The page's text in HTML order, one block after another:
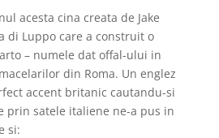
acesta cina creata de Jake
di Luppo care a construit o
– numele dat offal-ului in
din Roma. Un englez
accent britanic cautandu-si
prin satele italiene ne-a pus in
si: